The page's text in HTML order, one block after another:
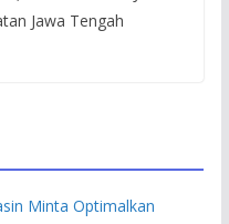
Jawa Tengah
Minta Optimalkan